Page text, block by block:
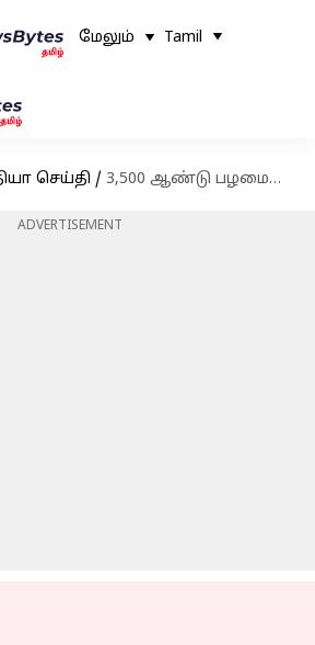
மேலும் Tamil
செய்தி / 3,500 ஆண்டு பழமையான மாமரம் - காஞ்சிபுரம் ஏகாம்பரநாதர் கோவிலின் சிறப்புகள்
ADVERTISEMENT